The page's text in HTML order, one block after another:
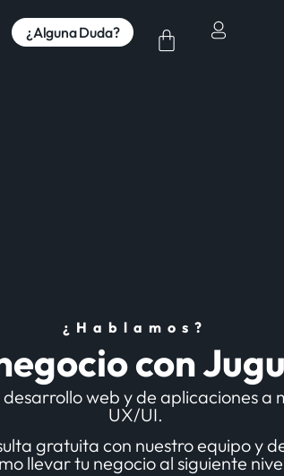
¿Alguna Duda?
¿Hablamos?
con
desarrollo web y de aplicaciones a
UX/UI.
gratuita con nuestro equipo y
llevar tu negocio al siguiente